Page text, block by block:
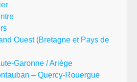
Ouest (Bretagne et Pays de
Garonne / Ariège
– Quercy-Rouergue